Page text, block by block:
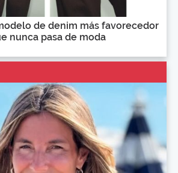
de denim más favorecedor
nunca pasa de moda